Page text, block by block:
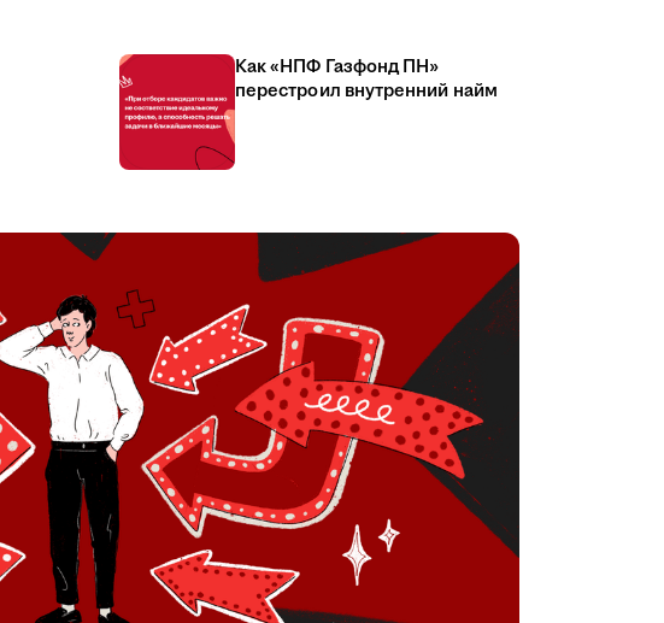
Как «НПФ Газфонд ПН»
перестроил внутренний найм